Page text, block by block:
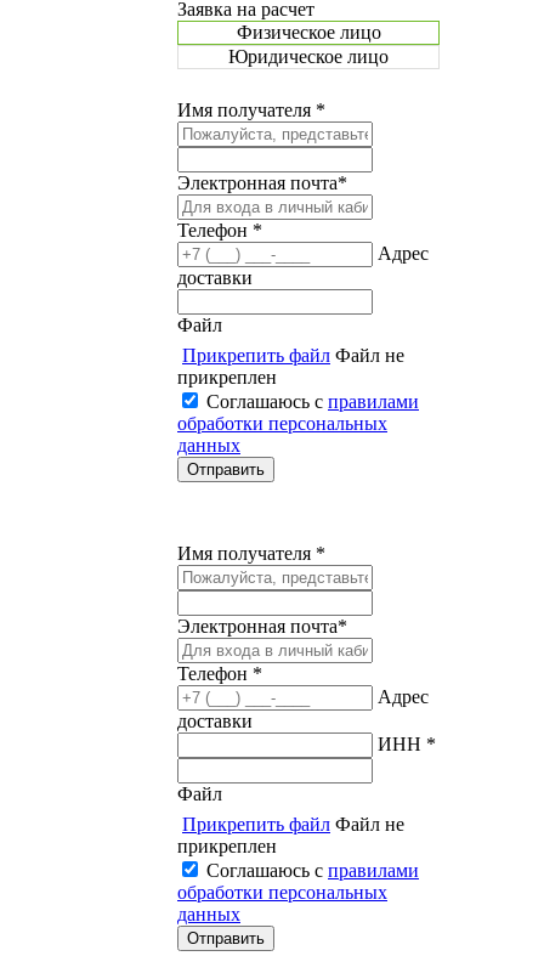
Заявка на расчет
Физическое лицо
Юридическое лицо
Имя получателя *
Электронная почта*
Телефон *
Адрес
доставки
Файл
Прикрепить файл Файл не
прикреплен
Соглашаюсь с правилами
обработки персональных
данных
Имя получателя *
Электронная почта*
Телефон *
Адрес
доставки
ИНН *
Файл
Прикрепить файл Файл не
прикреплен
Соглашаюсь с правилами
обработки персональных
данных